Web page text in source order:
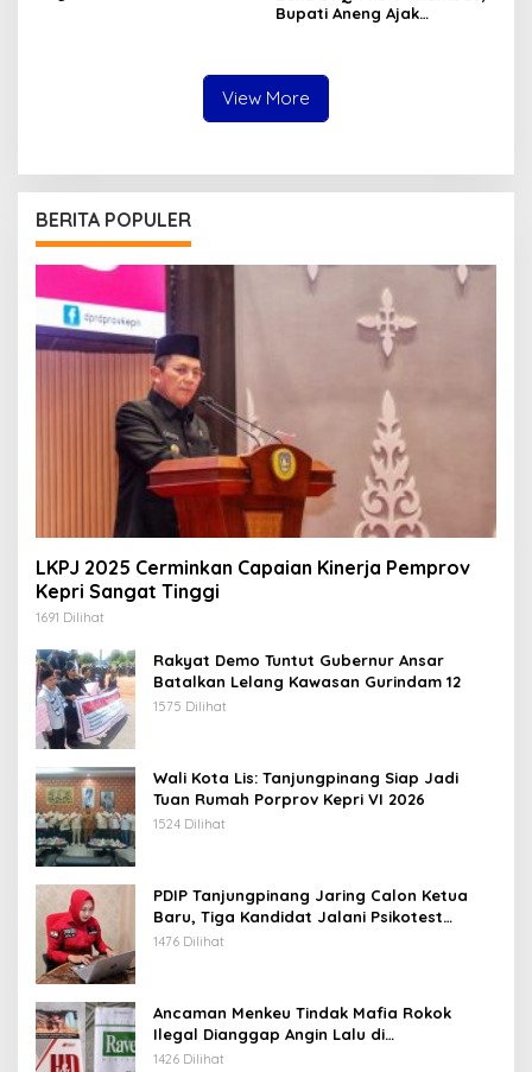
Bupati Aneng Ajak
View More
BERITA POPULER
LKPJ 2025 Cerminkan Capaian Kinerja Pemprov
Kepri Sangat Tinggi
1691 Dilihat
Rakyat Demo Tuntut Gubernur Ansar
Batalkan Lelang Kawasan Gurindam 12
1575 Dilihat
Wali Kota Lis: Tanjungpinang Siap Jadi
Tuan Rumah Porprov Kepri VI 2026
1524 Dilihat
PDIP Tanjungpinang Jaring Calon Ketua
Baru, Tiga Kandidat Jalani Psikotest
Daring
1476 Dilihat
Ancaman Menkeu Tindak Mafia Rokok
Ilegal Dianggap Angin Lalu di
Tanjungpinang
1426 Dilihat